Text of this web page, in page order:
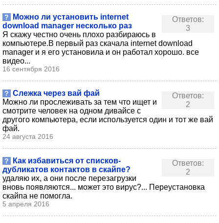
Ответов:
3
?
Можно ли установить internet
download manager несколько раз
Я скажу честно очень плохо разбираюсь в
компьютере.В первый раз скачала internet download
manager и я его установила и он работал хорошо. все
видео...
16 сентября 2016
Ответов:
2
? Слежка через вай фай
Можно ли прослеживать за тем что ищет и
смотрите человек на одном дивайсе с
другого компьютера, если используется один и тот же вай
фай.
24 августа 2016
Ответов:
2
?
Как избавиться от списков-
дубликатов контактов в скайпе?
удаляю их, а они после перезагрузки
вновь появляются... может это вирус?... Переустановка
скайпа не помогла.
5 апреля 2016